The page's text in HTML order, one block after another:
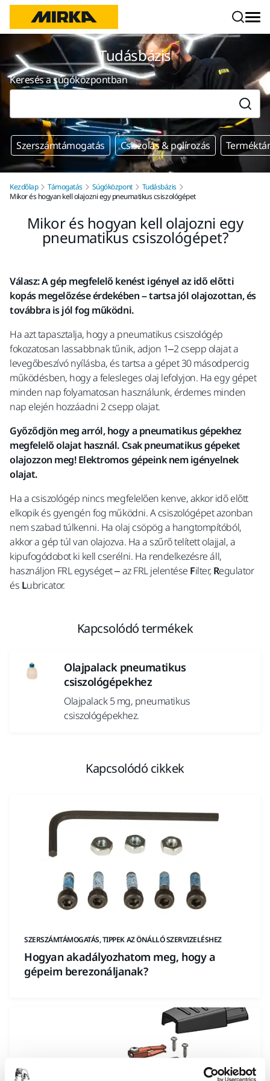
Tudásbázis
Keresés a súgóközpontban
Szerszámtámogatás Csiszolás & polírozás
Kezdőlap Támogatás Súgóközpont
Tudásbázis
Mikor és hogyan kell olajozni egy pneumatikus csiszológépet
Mikor és hogyan kell olajozni egy
pneumatikus csiszológépet?
Válasz: A gép megfelelő kenést igényel az idő előtti
kopás megelőzése érdekében – tartsa jól olajozottan, és
továbbra is jól fog működni.
Ha azt tapasztalja, hogy a pneumatikus csiszológép
fokozatosan lassabbnak tűnik, adjon 1–2 csepp olajat a
levegőbeszívó nyílásba, és tartsa a gépet 30 másodpercig
működésben, hogy a felesleges olaj lefolyjon. Ha egy gépet
minden nap folyamatosan használunk, érdemes minden
nap elején hozzáadni 2 csepp olajat.
Győződjön meg arról, hogy a pneumatikus gépekhez
megfelelő olajat használ. Csak pneumatikus gépeket
olajozzon meg! Elektromos gépeink nem igényelnek
olajat.
Ha a csiszológép nincs megfelelően kenve, akkor idő előtt
elkopik és gyengén fog működni. A csiszológépet azonban
nem szabad túlkenni. Ha olaj csöpög a hangtompítóból,
akkor a gép túl van olajozva. Ha a szűrő telített olajjal, a
kipufogódobot ki kell cserélni. Ha rendelkezésre áll,
használjon FRL egységet – az FRL jelentése Filter, Regulator
és Lubricator.
Kapcsolódó termékek
Olajpalack pneumatikus
csiszológépekhez
Olajpalack 5 mg, pneumatikus
csiszológépekhez.
Kapcsolódó cikkek
SZERSZÁMTÁMOGATÁS, TIPPEK AZ ÖNÁLLÓ SZERVIZELÉSHEZ
Hogyan akadályozhatom meg, hogy a
gépeim berezonáljanak?